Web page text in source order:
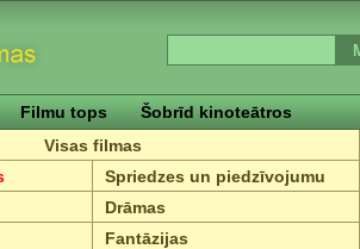
Filmu tops
Šobrīd kinoteātros
Visas filmas
Spriedzes un piedzīvojumu
Drāmas
Fantāzijas